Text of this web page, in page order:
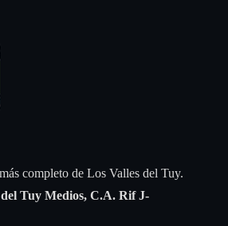
completo de Los Valles del Tuy.
del Tuy Medios, C.A. Rif J-